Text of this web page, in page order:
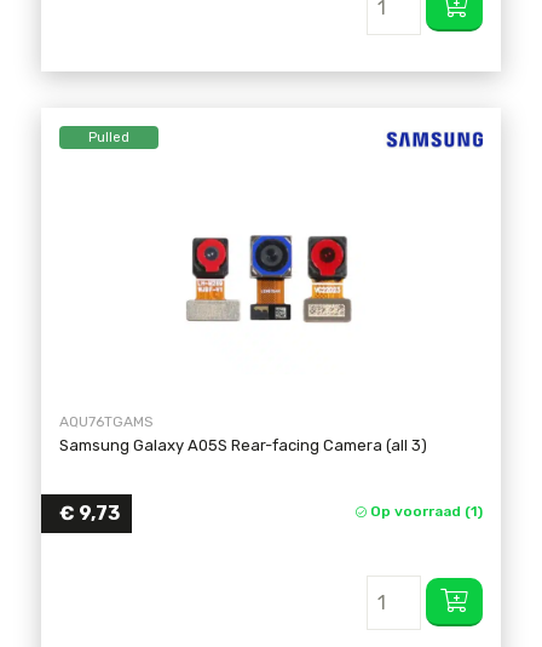
Pulled
AQU76TGAMS
Samsung Galaxy A05S Rear-facing Camera (all 3)
€ 9,73 Op voorraad (1)